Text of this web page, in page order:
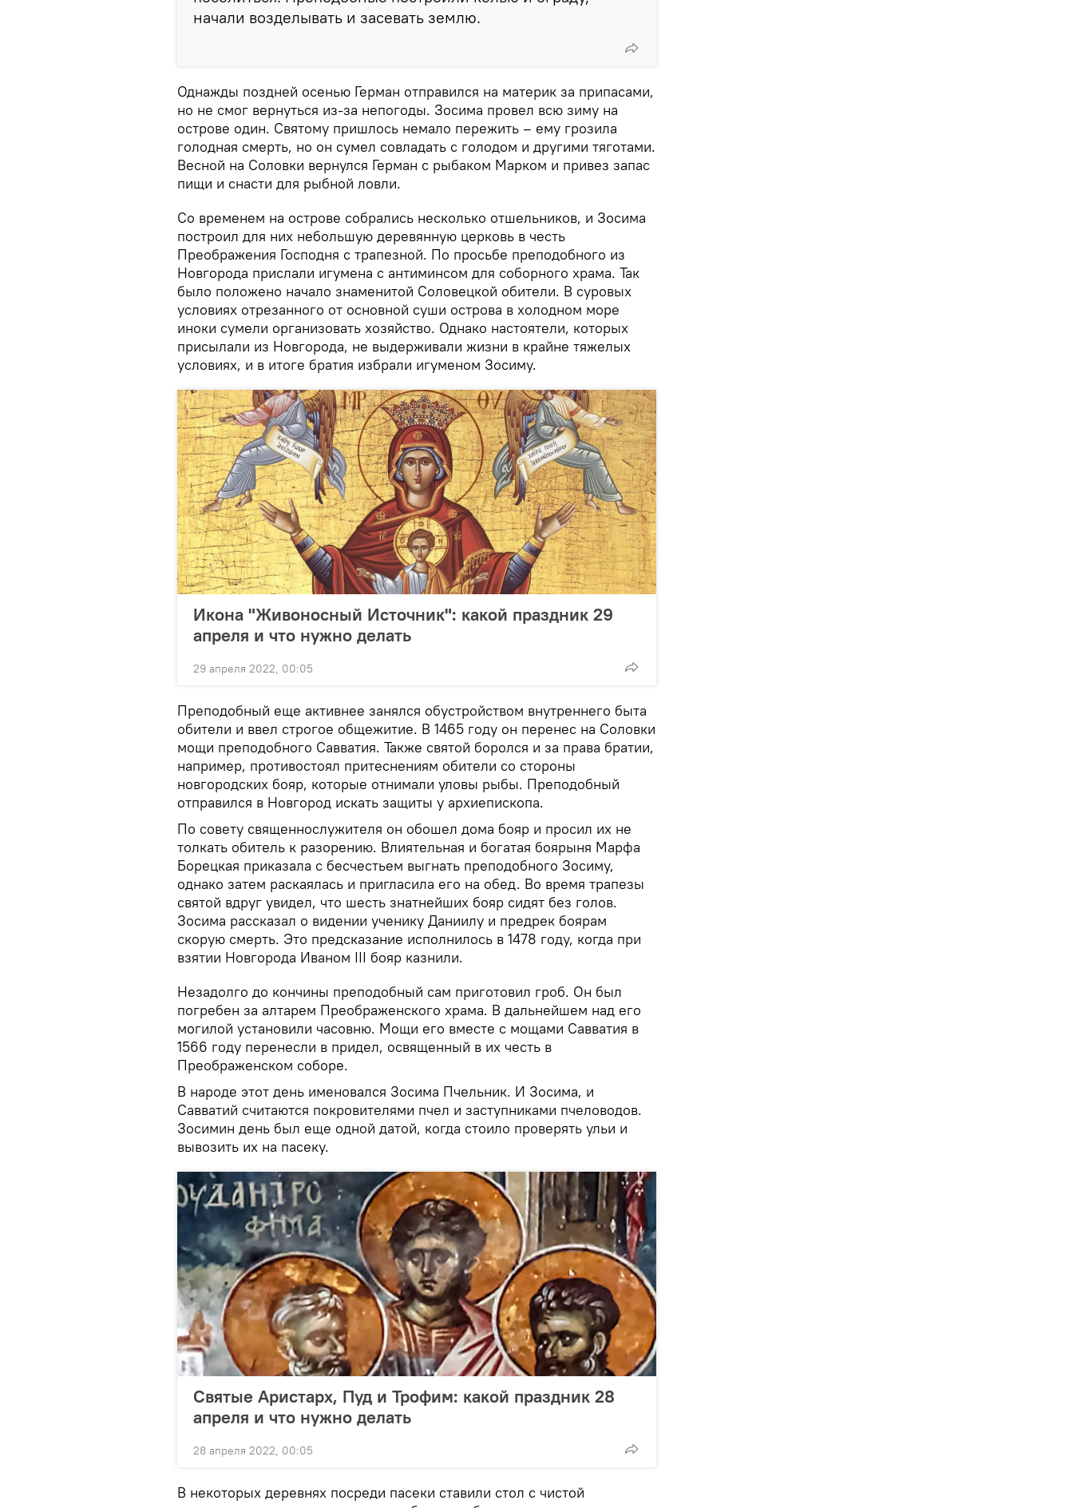
начали возделывать и засевать землю.
Однажды поздней осенью Герман отправился на материк за припасами,
но не смог вернуться из-за непогоды. Зосима провел всю зиму на
острове один. Святому пришлось немало пережить – ему грозила
голодная смерть, но он сумел совладать с голодом и другими тяготами.
Весной на Соловки вернулся Герман с рыбаком Марком и привез запас
пищи и снасти для рыбной ловли.
Со временем на острове собрались несколько отшельников, и Зосима
построил для них небольшую деревянную церковь в честь
Преображения Господня с трапезной. По просьбе преподобного из
Новгорода прислали игумена с антиминсом для соборного храма. Так
было положено начало знаменитой Соловецкой обители. В суровых
условиях отрезанного от основной суши острова в холодном море
иноки сумели организовать хозяйство. Однако настоятели, которых
присылали из Новгорода, не выдерживали жизни в крайне тяжелых
условиях, и в итоге братия избрали игуменом Зосиму.
Икона "Живоносный Источник": какой праздник 29
апреля и что нужно делать
29 апреля 2022, 00:05
Преподобный еще активнее занялся обустройством внутреннего быта
обители и ввел строгое общежитие. В 1465 году он перенес на Соловки
мощи преподобного Савватия. Также святой боролся и за права братии,
например, противостоял притеснениям обители со стороны
новгородских бояр, которые отнимали уловы рыбы. Преподобный
отправился в Новгород искать защиты у архиепископа.
По совету священнослужителя он обошел дома бояр и просил их не
толкать обитель к разорению. Влиятельная и богатая боярыня Марфа
Борецкая приказала с бесчестьем выгнать преподобного Зосиму,
однако затем раскаялась и пригласила его на обед. Во время трапезы
святой вдруг увидел, что шесть знатнейших бояр сидят без голов.
Зосима рассказал о видении ученику Даниилу и предрек боярам
скорую смерть. Это предсказание исполнилось в 1478 году, когда при
взятии Новгорода Иваном III бояр казнили.
Незадолго до кончины преподобный сам приготовил гроб. Он был
погребен за алтарем Преображенского храма. В дальнейшем над его
могилой установили часовню. Мощи его вместе с мощами Савватия в
1566 году перенесли в придел, освященный в их честь в
Преображенском соборе.
В народе этот день именовался Зосима Пчельник. И Зосима, и
Савватий считаются покровителями пчел и заступниками пчеловодов.
Зосимин день был еще одной датой, когда стоило проверять ульи и
вывозить их на пасеку.
Святые Аристарх, Пуд и Трофим: какой праздник 28
апреля и что нужно делать
28 апреля 2022, 00:05
В некоторых деревнях посреди пасеки ставили стол с чистой